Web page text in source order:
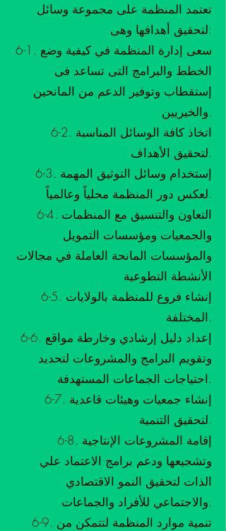
تعتمد المنظمة على مجموعة وسائل
لتحقيق أهدافها وهى:
6-1. سعى إدارة المنظمة في كيفية وضع
الخطط والبرامج التى تساعد فى
إستقطاب وتوفير الدعم من المانحين
والخيريين.
6-2. اتخاذ كافة الوسائل المناسبة
لتحقيق الأهداف.
6-3. إستخدام وسائل التوثيق المهمة
لعكس دور المنظمة محلياً وعالمياً.
6-4. التعاون والتنسيق مع المنظمات
والجمعيات ومؤسسات التمويل
والمؤسسات المانحة العاملة في مجالات
الأنشطة التطوعية
6-5. إنشاء فروع للمنظمة بالولايات
المختلفة.
6-6. إعداد دليل إرشادي وخارطة مواقع
وتقويم البرامج والمشروعات لتحديد
احتياجات الجماعات المستهدفة.
6-7. إنشاء جمعيات وهيئات قاعدية
لتحقيق التنمية.
6-8. إقامة المشروعات الإنتاجية
وتشجيعها ودعم برامج الاعتماد علي
الذات لتحقيق النمو الاقتصادي
والاجتماعي للأفراد والجماعات.
6-9. تنمية موارد المنظمة لتتمكن من